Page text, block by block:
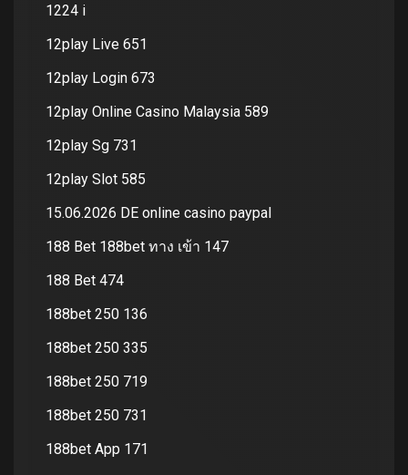
1224 i
12play Live 651
12play Login 673
12play Online Casino Malaysia 589
12play Sg 731
12play Slot 585
15.06.2026 DE online casino paypal
188 Bet 188bet ทาง เข้า 147
188 Bet 474
188bet 250 136
188bet 250 335
188bet 250 719
188bet 250 731
188bet App 171